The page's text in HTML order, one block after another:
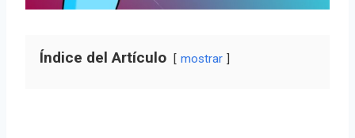
Índice del Artículo mostrar